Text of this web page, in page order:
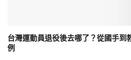
台灣運動員退役後去哪了？從國手到
例